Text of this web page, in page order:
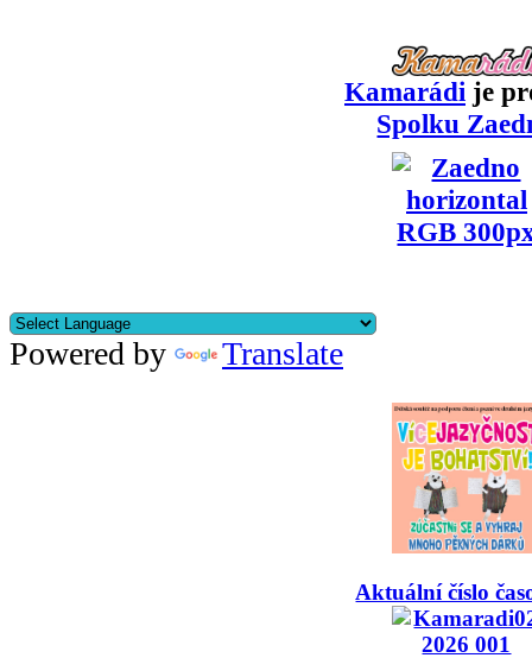
Kamarádi je
Spolku
Powered by Translate
Aktuální číslo